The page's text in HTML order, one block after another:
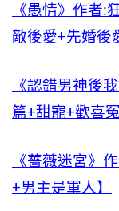
《愚情》作者:
敵後愛+先婚後
《認錯男神後
篇+甜寵+歡喜
《薔薇迷宮》
+男主是軍人】